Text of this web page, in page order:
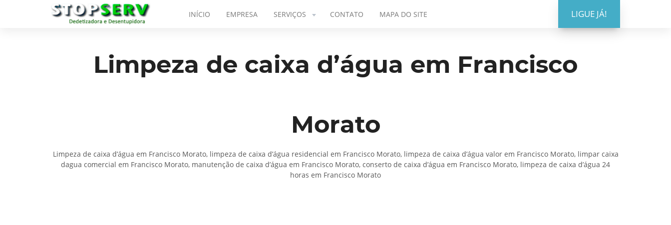
INÍCIO EMPRESA SERVIÇOS CONTATO MAPA DO SITE LIGUE JÁ!
Limpeza de caixa d’água em Francisco
Morato
Limpeza de caixa d’água em Francisco Morato, limpeza de caixa d’água residencial em Francisco Morato, limpeza de caixa d’água valor em Francisco Morato, limpar caixa
dagua comercial em Francisco Morato, manutenção de caixa d’água em Francisco Morato, conserto de caixa d’água em Francisco Morato, limpeza de caixa d’água 24
horas em Francisco Morato